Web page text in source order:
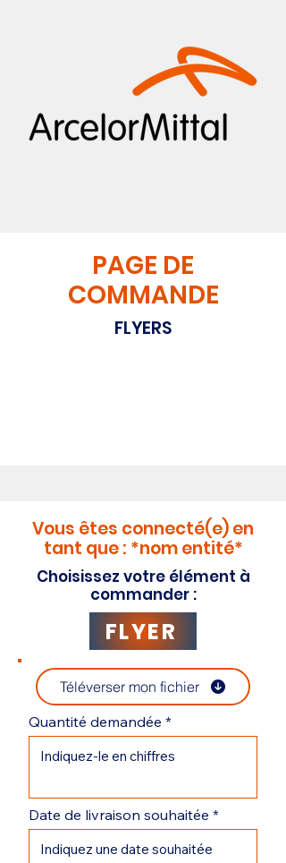
PAGE DE
COMMANDE
FLYERS
Vous êtes connecté(e) en
tant que : *nom entité*
Choisissez votre élément à
commander :
FLYER
Téléverser mon fichier
Quantité demandée
Date de livraison souhaitée